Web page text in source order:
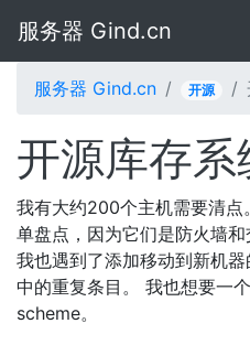
服务器 Gind.cn
服务器 Gind.cn 开源
开源库存系
我有大约200个主机需要清
单盘点，因为它们是防火墙
我也遇到了添加移动到新机
中的重复条目。 我也想要一
scheme。